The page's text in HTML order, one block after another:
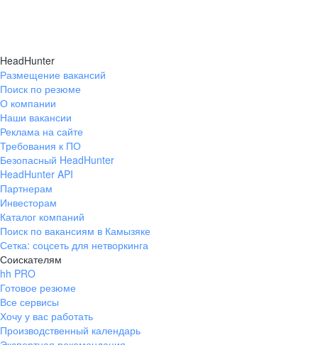
HeadHunter
Размещение вакансий
Поиск по резюме
О компании
Наши вакансии
Реклама на сайте
Требования к ПО
Безопасный HeadHunter
HeadHunter API
Партнерам
Инвесторам
Каталог компаний
Поиск по вакансиям в Камызяке
Сетка: соцсеть для нетворкинга
Соискателям
hh PRO
Готовое резюме
Все сервисы
Хочу у вас работать
Производственный календарь